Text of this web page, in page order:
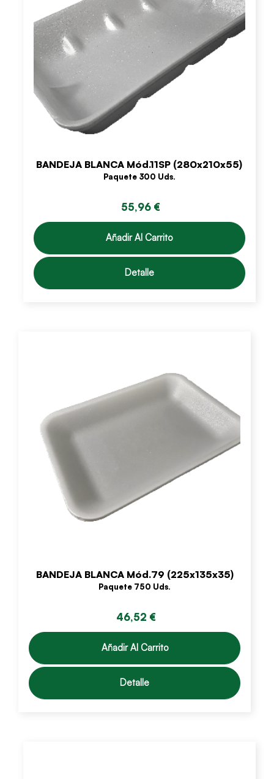
BANDEJA BLANCA Mód.11SP (280x210x55)
Paquete 300 Uds.
55,96 €
Añadir Al Carrito
Detalle
BANDEJA BLANCA Mód.79 (225x135x35)
Paquete 750 Uds.
46,52 €
Añadir Al Carrito
Detalle